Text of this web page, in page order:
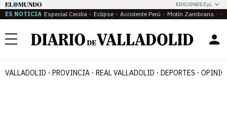
EDICIONES CyL
ES NOTICIA Especial Cecilia Eclipse Accidente Perú Motín Zambrana
Menú
VALLADOLID PROVINCIA REAL VALLADOLID DEPORTES